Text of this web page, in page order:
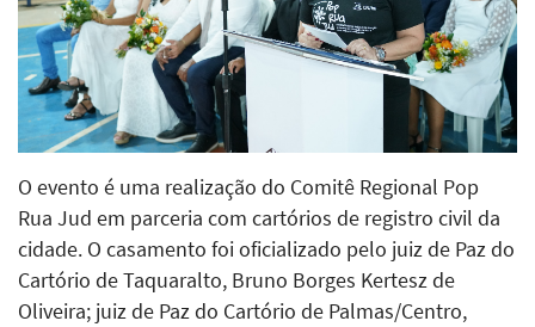
O evento é uma realização do Comitê Regional Pop
Rua Jud em parceria com cartórios de registro civil da
cidade. O casamento foi oficializado pelo juiz de Paz do
Cartório de Taquaralto, Bruno Borges Kertesz de
Oliveira; juiz de Paz do Cartório de Palmas/Centro,